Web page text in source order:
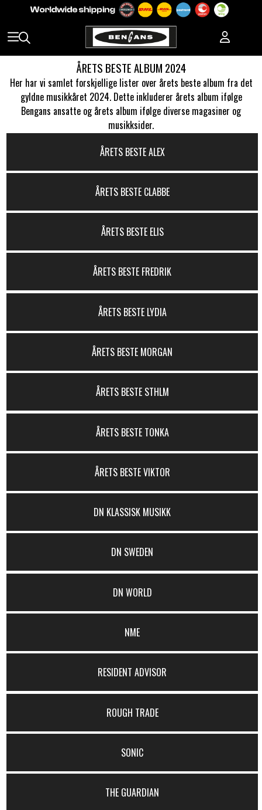
ÅRETS BESTE ALBUM 2024
Her har vi samlet forskjellige lister over årets beste album fra det
gyldne musikkåret 2024. Dette inkluderer årets album ifølge
Bengans ansatte og årets album ifølge diverse magasiner og
musikksider.
ÅRETS BESTE ALEX
ÅRETS BESTE CLABBE
ÅRETS BESTE ELIS
ÅRETS BESTE FREDRIK
ÅRETS BESTE LYDIA
ÅRETS BESTE MORGAN
ÅRETS BESTE STHLM
ÅRETS BESTE TONKA
ÅRETS BESTE VIKTOR
DN KLASSISK MUSIKK
DN SWEDEN
DN WORLD
NME
RESIDENT ADVISOR
ROUGH TRADE
SONIC
THE GUARDIAN